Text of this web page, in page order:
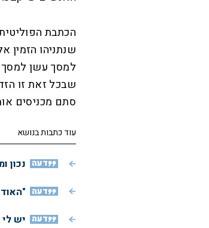
הכתבת
שנתניהו הזמין
למסך עשן למסך
שבכל זאת זו
סתם מכניסים
עוד כתבות בנושא
דעה נכון
דעה
דעה יש